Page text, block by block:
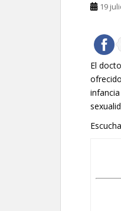
19
El